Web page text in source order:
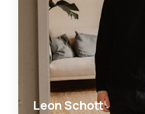
Leon Schott